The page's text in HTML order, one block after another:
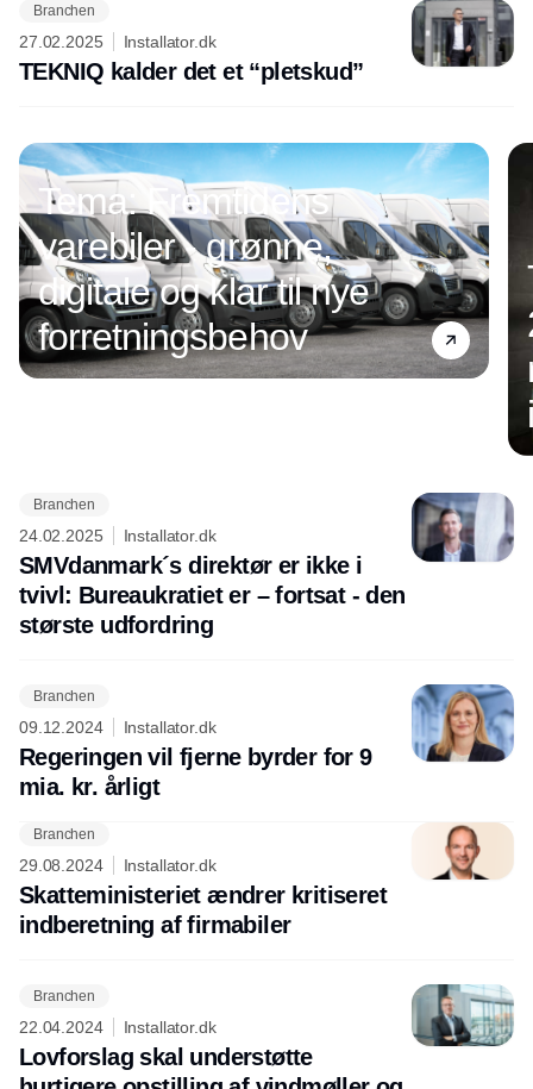
Branchen
27.02.2025 Installator.dk
TEKNIQ kalder det et “pletskud”
Tema: Fremtidens
varebiler - grønne,
digitale og klar til nye
forretningsbehov
Branchen
24.02.2025 Installator.dk
SMVdanmark´s direktør er ikke i
tvivl: Bureaukratiet er – fortsat - den
største udfordring
Branchen
09.12.2024 Installator.dk
Regeringen vil fjerne byrder for 9
mia. kr. årligt
Branchen
29.08.2024 Installator.dk
Skatteministeriet ændrer kritiseret
indberetning af firmabiler
Branchen
22.04.2024 Installator.dk
Lovforslag skal understøtte